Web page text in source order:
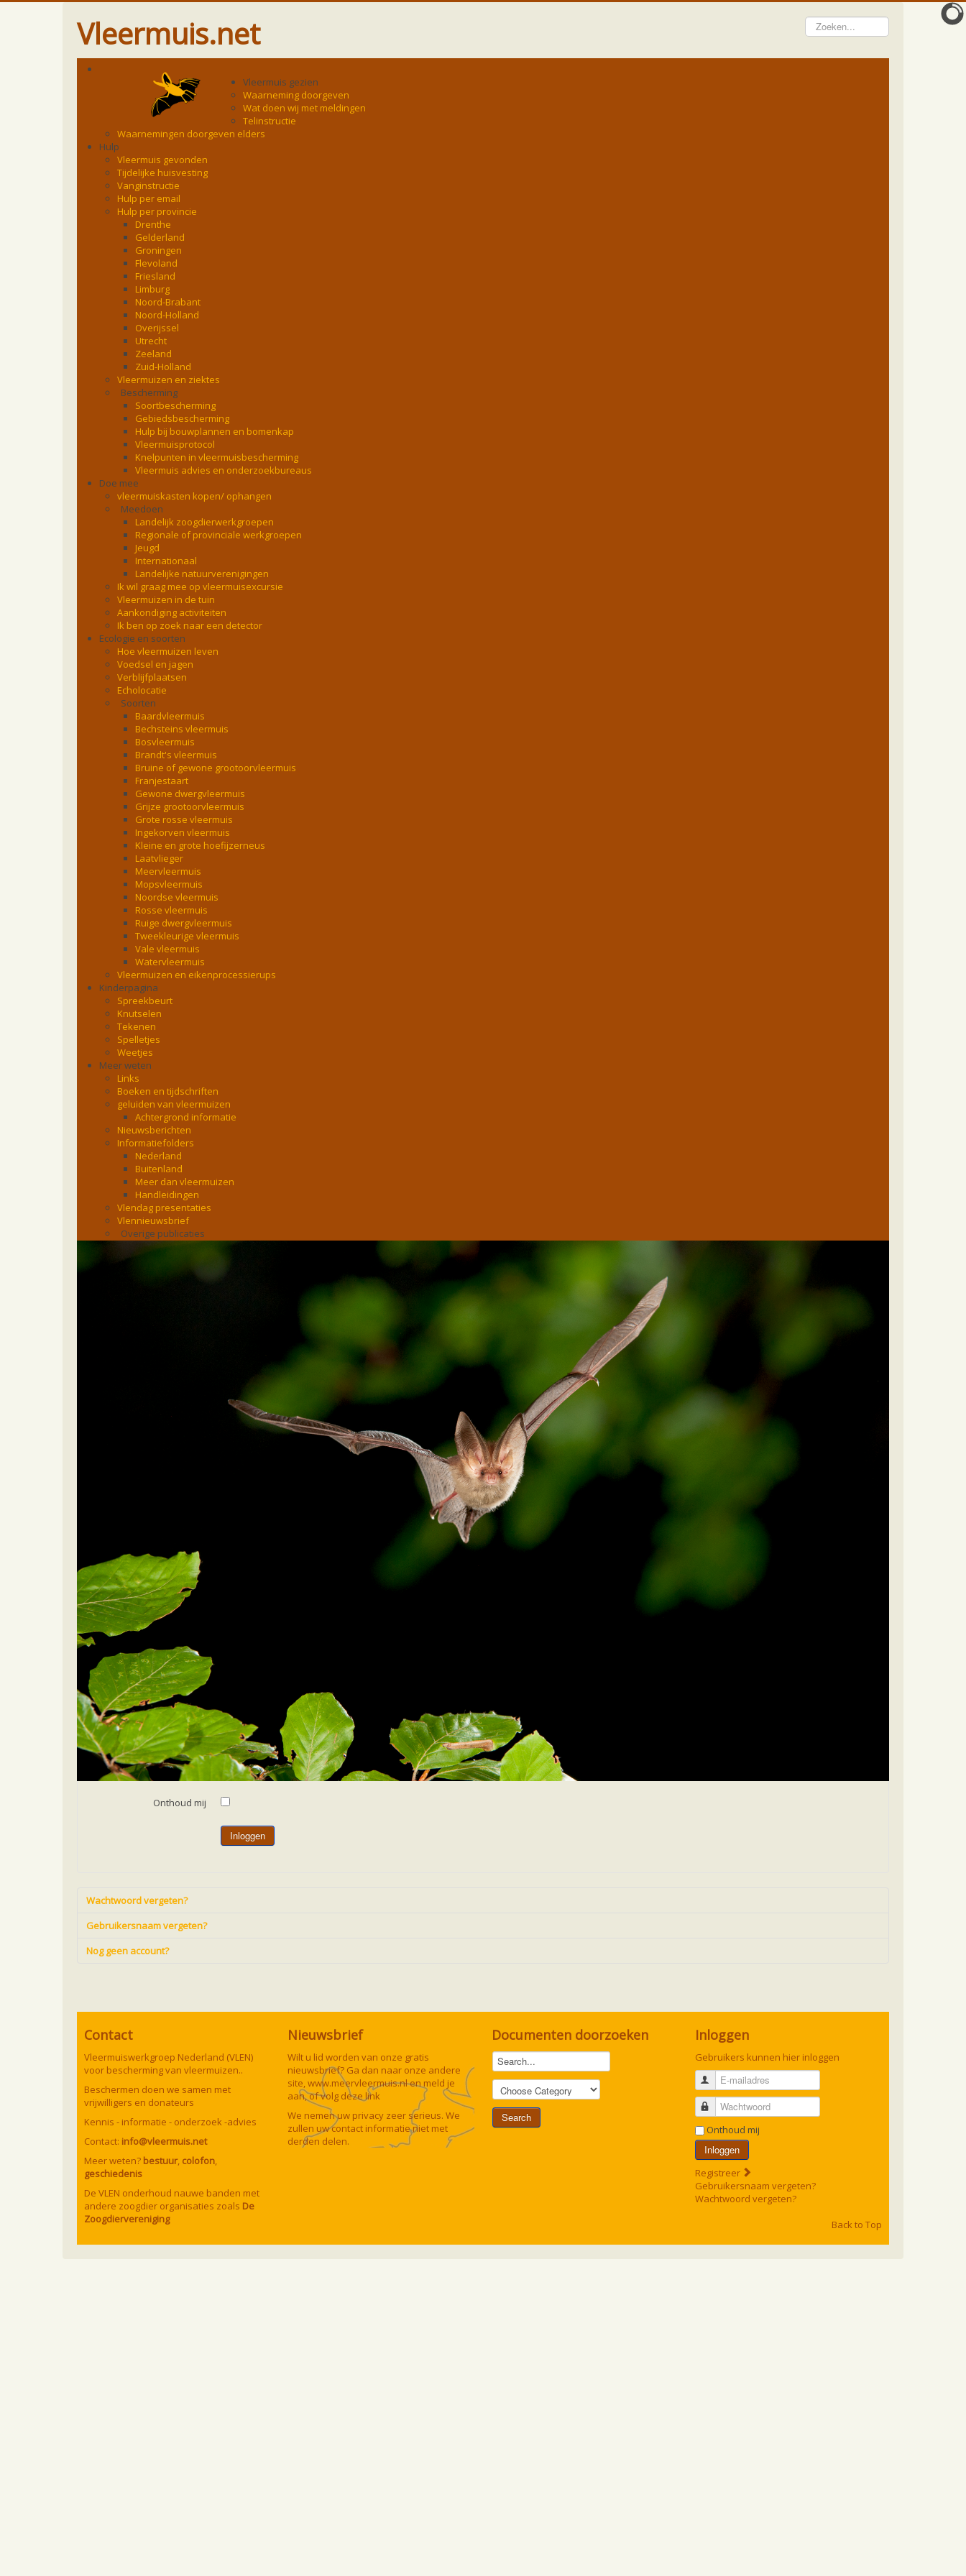
Vleermuis.net
Vleermuis gezien
Waarneming doorgeven
Wat doen wij met meldingen
Telinstructie
Waarnemingen doorgeven elders
Hulp
Vleermuis gevonden
Tijdelijke huisvesting
Vanginstructie
Hulp per email
Hulp per provincie
Drenthe
Gelderland
Groningen
Flevoland
Friesland
Limburg
Noord-Brabant
Noord-Holland
Overijssel
Utrecht
Zeeland
Zuid-Holland
Vleermuizen en ziektes
Bescherming
Soortbescherming
Gebiedsbescherming
Hulp bij bouwplannen en bomenkap
Vleermuisprotocol
Knelpunten in vleermuisbescherming
Vleermuis advies en onderzoekbureaus
Doe mee
vleermuiskasten kopen/ ophangen
Meedoen
Landelijk zoogdierwerkgroepen
Regionale of provinciale werkgroepen
Jeugd
Internationaal
Landelijke natuurverenigingen
Ik wil graag mee op vleermuisexcursie
Vleermuizen in de tuin
Aankondiging activiteiten
Ik ben op zoek naar een detector
Ecologie en soorten
Hoe vleermuizen leven
Voedsel en jagen
Verblijfplaatsen
Echolocatie
Soorten
Baardvleermuis
Bechsteins vleermuis
Bosvleermuis
Brandt's vleermuis
Bruine of gewone grootoorvleermuis
Franjestaart
Gewone dwergvleermuis
Grijze grootoorvleermuis
Grote rosse vleermuis
Ingekorven vleermuis
Kleine en grote hoefijzerneus
Laatvlieger
Meervleermuis
Mopsvleermuis
Noordse vleermuis
Rosse vleermuis
Ruige dwergvleermuis
Tweekleurige vleermuis
Vale vleermuis
Watervleermuis
Vleermuizen en eikenprocessierups
Kinderpagina
Spreekbeurt
Knutselen
Tekenen
Spelletjes
Weetjes
Meer weten
Links
Boeken en tijdschriften
geluiden van vleermuizen
Achtergrond informatie
Nieuwsberichten
Informatiefolders
Nederland
Buitenland
Meer dan vleermuizen
Handleidingen
Vlendag presentaties
Vlennieuwsbrief
Overige publicaties
zoonose info (rabies, corona, etc)
rapporten
Home
Gebruikersnaam*
Wachtwoord
Onthoud mij
Inloggen
Wachtwoord vergeten?
Gebruikersnaam vergeten?
Nog geen account?
Contact
Vleermuiswerkgroep Nederland (VLEN)
voor bescherming van vleermuizen..
Beschermen doen we samen met
vrijwilligers en donateurs
Kennis - informatie - onderzoek -advies
Contact: info@vleermuis.net
Meer weten? bestuur, colofon,
geschiedenis
De VLEN onderhoud nauwe banden met
andere zoogdier organisaties zoals De
Zoogdiervereniging
Nieuwsbrief
Wilt u lid worden van onze gratis
nieuwsbrief? Ga dan naar onze andere
site,www.meervleermuis.nlen meld je
aan, of volg dezelink
We nemen uw privacy zeer serieus. We
zullen uw contact informatie niet met
derden delen.
Documenten doorzoeken Inloggen
Gebruikers kunnen hier inloggen
E-mailadres
Wachtwoord
Onthoud mij
Inloggen
Registreer
Gebruikersnaam vergeten?
Wachtwoord vergeten?
Back to Top